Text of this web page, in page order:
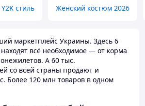
стиль Женский костюм 2026
маркетплейс Украины. Здесь 6
всё необходимое — от корма
А 60 тыс.
со всей страны продают и
Более 120 млн товаров в одном